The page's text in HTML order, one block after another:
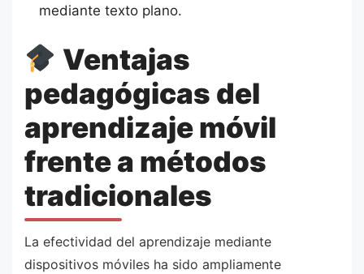
mediante texto plano.
Ventajas
pedagógicas del
aprendizaje móvil
frente a métodos
tradicionales
La efectividad del aprendizaje mediante
dispositivos móviles ha sido ampliamente